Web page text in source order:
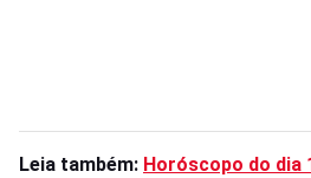
Leia também: Horóscopo do dia